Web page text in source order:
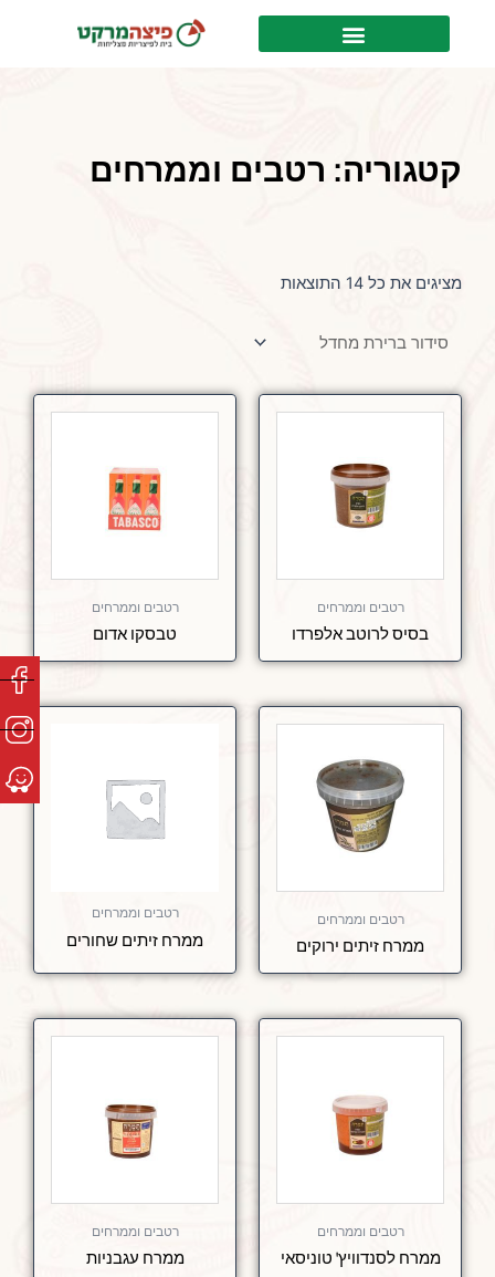
קטגוריה: רטבים וממרחים
מציגים את כל ⁦14⁩ התוצאות
רטבים וממרחים
בסיס לרוטב אלפרדו
רטבים וממרחים
טבסקו אדום
רטבים וממרחים
ממרח זיתים ירוקים
רטבים וממרחים
ממרח זיתים שחורים
רטבים וממרחים
ממרח לסנדוויץ' טוניסאי
רטבים וממרחים
ממרח עגבניות